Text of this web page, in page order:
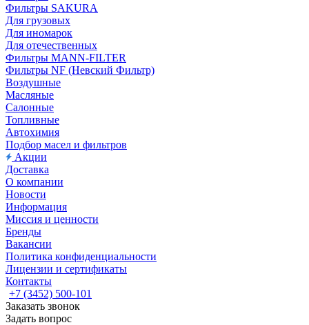
Фильтры SAKURA
Для грузовых
Для иномарок
Для отечественных
Фильтры MANN-FILTER
Фильтры NF (Невский Фильтр)
Воздушные
Масляные
Салонные
Топливные
Автохимия
Подбор масел и фильтров
Акции
Доставка
О компании
Новости
Информация
Миссия и ценности
Бренды
Вакансии
Политика конфиденциальности
Лицензии и сертификаты
Контакты
+7 (3452) 500-101
Заказать звонок
Задать вопрос